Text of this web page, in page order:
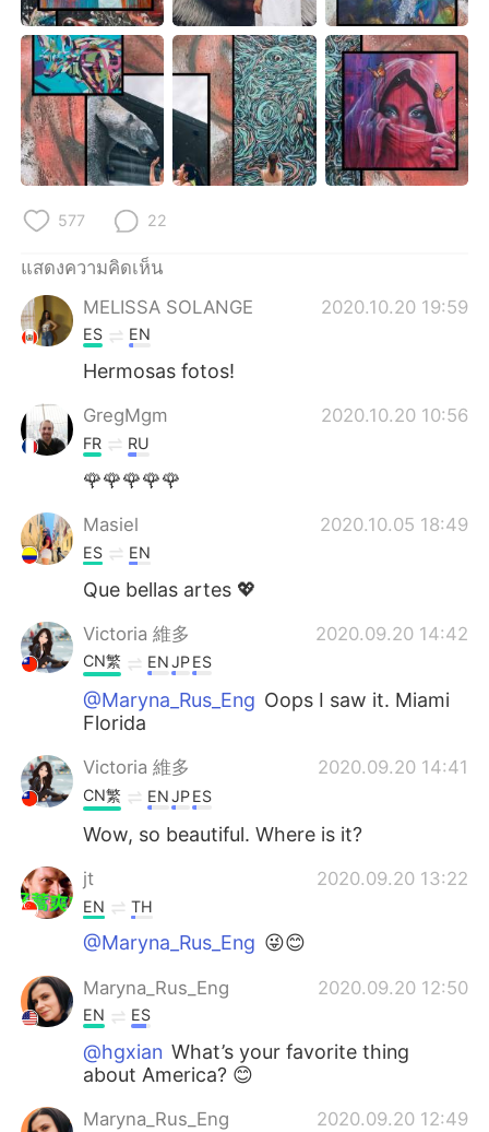
577 22
แสดงความคิดเห็น
MELISSA SOLANGE
2020.10.20 19:59
ES EN
Hermosas fotos!
GregMgm 2020.10.20 10:56
FR RU
🌹🌹🌹🌹🌹
Masiel 2020.10.05 18:49
ES EN
Que bellas artes 💖
Victoria 維多 2020.09.20 14:42
CN繁 ENJPES
@Maryna_Rus_Eng Oops I saw it. Miami
Florida
Victoria 維多 2020.09.20 14:41
CN繁 ENJPES
Wow, so beautiful. Where is it?
jt 2020.09.20 13:22
EN TH
@Maryna_Rus_Eng 😜😊
Maryna_Rus_Eng 2020.09.20 12:50
EN ES
@hgxian What’s your favorite thing
about America? 😊
Maryna_Rus_Eng 2020.09.20 12:49